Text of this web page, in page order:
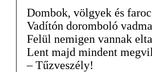
Dombok, völgyek és
Vadítón doromboló
Felül nemigen vannak
Lent majd mindent
– Tűzveszély!